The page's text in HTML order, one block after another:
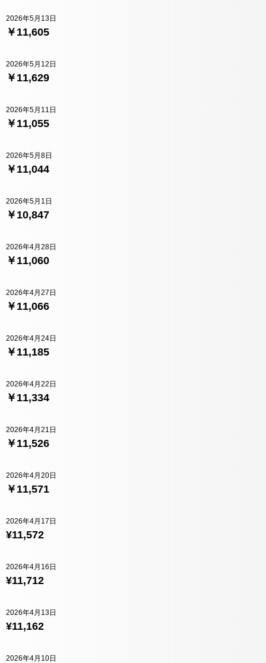
￥11,605
2026年5月13日
￥11,629
2026年5月12日
￥11,055
2026年5月11日
￥11,044
2026年5月8日
￥10,847
2026年5月1日
￥11,060
2026年4月28日
￥11,066
2026年4月27日
￥11,185
2026年4月24日
￥11,334
2026年4月22日
￥11,526
2026年4月21日
￥11,571
2026年4月20日
¥11,572
2026年4月17日
¥11,712
2026年4月16日
¥11,162
2026年4月13日
2026年4月10日